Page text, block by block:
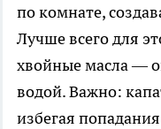
по комнате,
Лучше всего для
хвойные масла —
водой. Важно:
избегая